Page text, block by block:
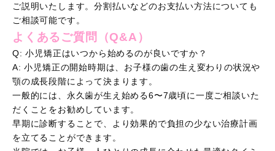
ご説明いたします。分割払いなどのお支払い方法についても
ご相談可能です。
よくあるご質問（Q&A）
Q: 小児矯正はいつから始めるのが良いですか？
A: 小児矯正の開始時期は、お子様の歯の生え変わりの状況や
顎の成長段階によって決まります。
一般的には、永久歯が生え始める6〜7歳頃に一度ご相談いた
だくことをお勧めしています。
早期に診断することで、より効果的で負担の少ない治療計画
を立てることができます。